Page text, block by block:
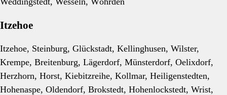
Itzehoe
Itzehoe, Steinburg, Glückstadt, Kellinghusen, Wilster,
Krempe, Breitenburg, Lägerdorf, Münsterdorf, Oelixdorf,
Herzhorn, Horst, Kiebitzreihe, Kollmar, Heiligenstedten,
Hohenaspe, Oldendorf, Brokstedt, Hohenlockstedt, Wrist,